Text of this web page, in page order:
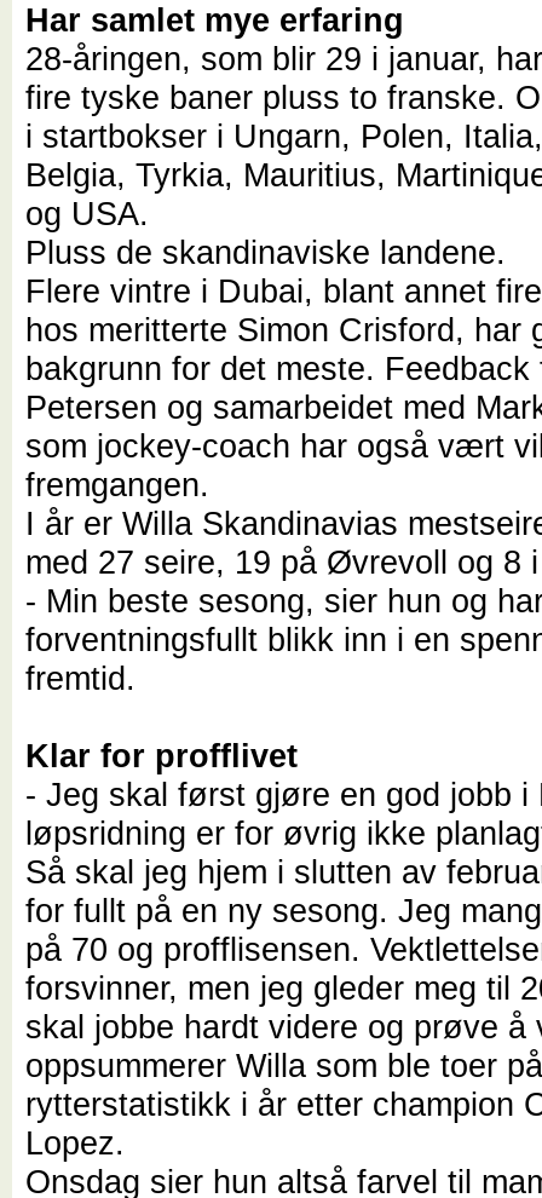
Har samlet mye erfaring
28-åringen, som blir 29 i januar,
fire tyske baner pluss to franske.
i startbokser i Ungarn, Polen,
Belgia, Tyrkia, Mauritius,
og USA.
Pluss de skandinaviske landene.
Flere vintre i Dubai, blant annet
hos meritterte Simon Crisford, har
bakgrunn for det meste. Feedback
Petersen og samarbeidet med
som jockey-coach har også vært
fremgangen.
I år er Willa Skandinavias
med 27 seire, 19 på Øvrevoll og 8
- Min beste sesong, sier hun og
forventningsfullt blikk inn i en
fremtid.
Klar for profflivet
- Jeg skal først gjøre en god jobb i
løpsridning er for øvrig ikke
Så skal jeg hjem i slutten av
for fullt på en ny sesong. Jeg
på 70 og profflisensen.
forsvinner, men jeg gleder meg til
skal jobbe hardt videre og prøve
oppsummerer Willa som ble toer
rytterstatistikk i år etter champion
Lopez.
Onsdag sier hun altså farvel til